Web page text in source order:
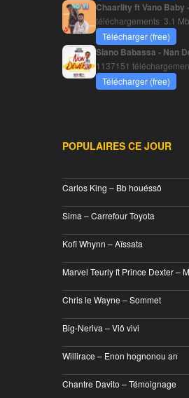
Chaarlity ft Vano Baby
téléchargements 3.1 Mb
Télécharger (free)
Siano Babassa - Nan
1137151
Télécharger (free)
POPULAIRES CE JOUR
Carlos King – Bb houéssô
Sima – Carrefour Toyota
Kofi Whynn – Aïssata
Marvel Teurly ft Prince Dexter –
Chris le Wayne – Sommet
Big-Neriva – Viô vivi
Willirace – Enon hognonou an
Chantre Davito – Témoignage